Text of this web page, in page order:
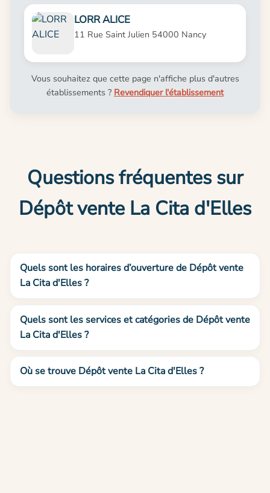
LORR ALICE
11 Rue Saint Julien 54000 Nancy
Vous souhaitez que cette page n'affiche plus d'autres
établissements ? Revendiquer l'établissement
Questions fréquentes sur
Dépôt vente La Cita d'Elles
Quels sont les horaires d’ouverture de Dépôt vente
La Cita d'Elles ?
Quels sont les services et catégories de Dépôt vente
La Cita d'Elles ?
Où se trouve Dépôt vente La Cita d'Elles ?